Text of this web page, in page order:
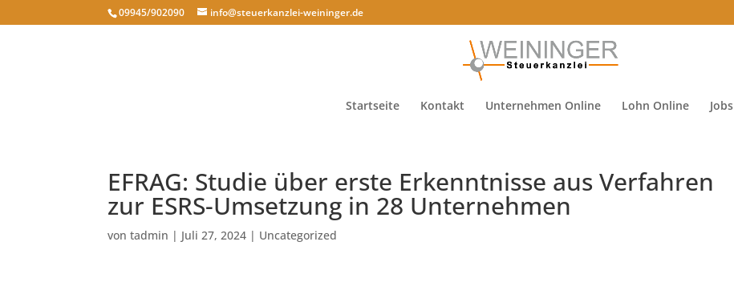
09945/902090 info@steuerkanzlei-weininger.de
Startseite Kontakt Unternehmen Online Lohn Online Jobs
EFRAG: Studie über erste Erkenntnisse aus Verfahren
zur ESRS-Umsetzung in 28 Unternehmen
vontadmin | Juli 27, 2024 | Uncategorized